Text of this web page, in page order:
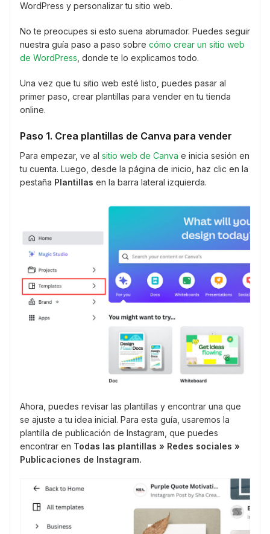
WordPress y personalizar tu sitio web.
No te preocupes si esto suena abrumador. Puedes seguir
nuestra guía paso a paso sobre cómo crear un sitio web
de WordPress, donde te lo explicamos todo.
Una vez que tu sitio web esté listo, puedes pasar al
primer paso, crear plantillas para vender en tu tienda
online.
Paso 1. Crea plantillas de Canva para vender
Para empezar, ve al sitio web de Canva e inicia sesión en
tu cuenta. Luego, desde la página de inicio, haz clic en la
pestaña Plantillas en la barra lateral izquierda.
Ahora, puedes revisar las plantillas y encontrar una que
se ajuste a tu idea inicial. Para esta guía, usaremos la
plantilla de publicación de Instagram, que puedes
encontrar en Todas las plantillas » Redes sociales »
Publicaciones de Instagram.